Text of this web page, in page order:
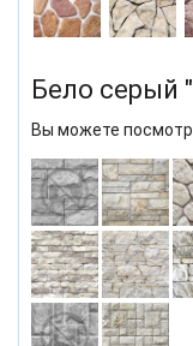
Бело серый
Вы можете